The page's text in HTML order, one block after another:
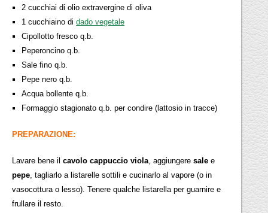
2 cucchiai di olio extravergine di oliva
1 cucchiaino didado vegetale
Cipollotto fresco q.b.
Peperoncino q.b.
Sale fino q.b.
Pepe nero q.b.
Acqua bollente q.b.
Formaggio stagionato q.b. per condire (lattosio in tracce)
PREPARAZIONE:
Lavare bene ilcavolo cappuccio viola , aggiungeresale e
pepe , tagliarlo a listarelle sottili e cucinarlo al vapore (o in
vasocottura o lesso). Tenere qualche listarella per guarnire e
frullare il resto.